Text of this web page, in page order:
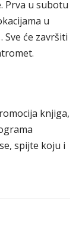
Prva u subotu
u
će završiti
knjiga,
spijte koju i